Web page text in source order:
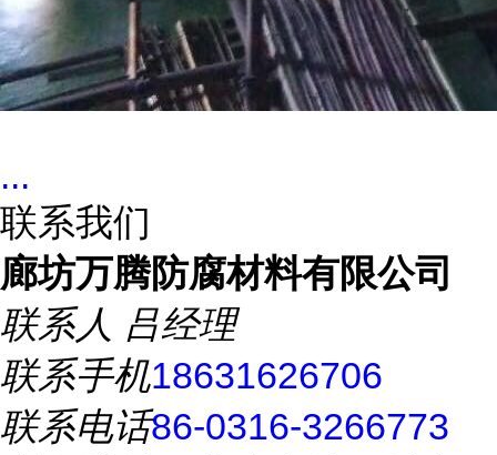
...
联系我们
廊坊万腾防腐材料有限公司
联系人 吕经理
联系手机18631626706
联系电话86-0316-3266773